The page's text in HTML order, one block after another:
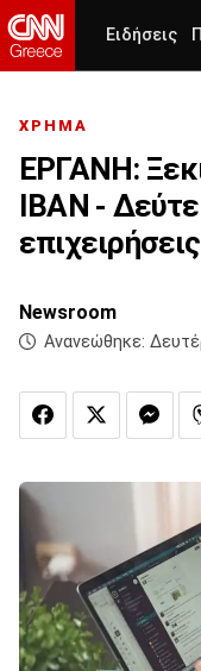
Ειδήσεις
ΧΡΗΜΑ
ΕΡΓΑΝΗ:
IBAN -
Newsroom
Ανανεώθηκε: